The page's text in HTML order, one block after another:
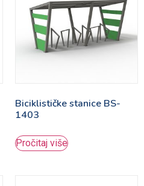
Biciklističke stanice BS-
1403
Pročitaj više